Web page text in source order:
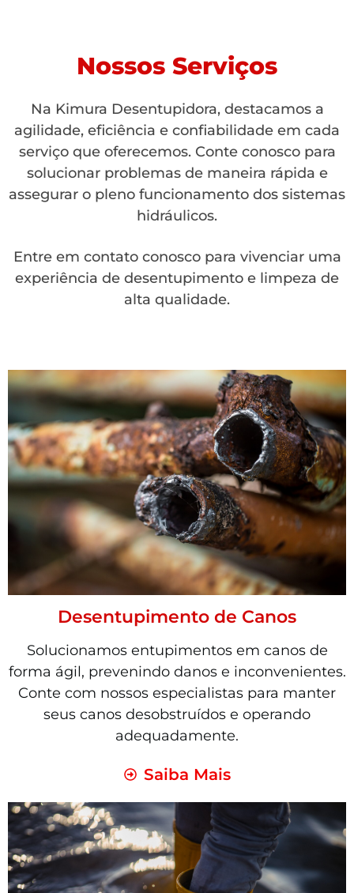
Nossos Serviços
Na Kimura Desentupidora, destacamos a
agilidade, eficiência e confiabilidade em cada
serviço que oferecemos. Conte conosco para
solucionar problemas de maneira rápida e
assegurar o pleno funcionamento dos sistemas
hidráulicos.
Entre em contato conosco para vivenciar uma
experiência de desentupimento e limpeza de
alta qualidade.
Desentupimento de Canos
Solucionamos entupimentos em canos de
forma ágil, prevenindo danos e inconvenientes.
Conte com nossos especialistas para manter
seus canos desobstruídos e operando
adequadamente.
Saiba Mais